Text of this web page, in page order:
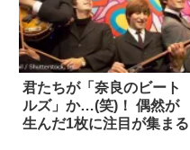
君たちが「奈良のビート
ルズ」か…(笑)！ 偶然が
生んだ1枚に注目が集まる